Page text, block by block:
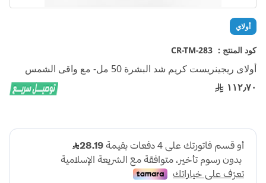
أولاي
كود المنتج : CR-TM-283
أولاى ريجينريست كريم شد البشرة 50 مل- مع واقى الشمس
١١٢٫٧٠
تخطي
إلى
بداية
معرض
الصور